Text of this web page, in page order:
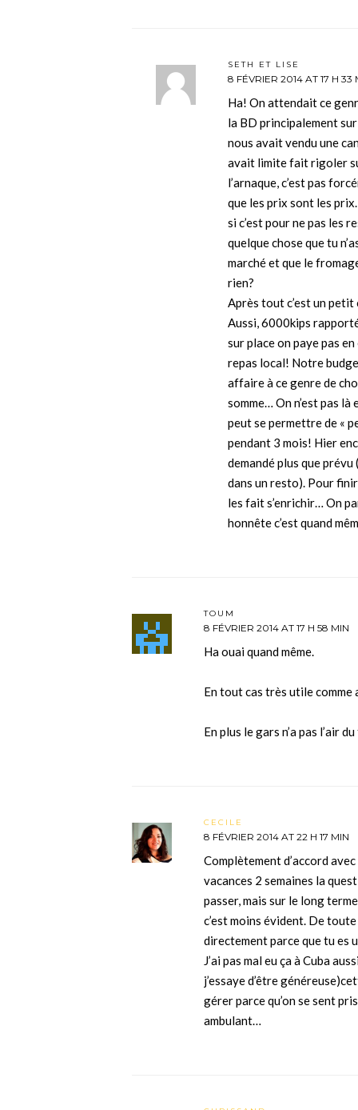
SETH ET LISE
8 FÉVRIER 2014 AT 17 H 33
Ha! On attendait ce
la BD principalement
nous avait vendu une
avait limite fait rigoler
l’arnaque, c’est pas
que les prix sont les
si c’est pour ne pas les
quelque chose que tu
marché et que le
rien?
Après tout c’est un petit
Aussi, 6000kips
sur place on paye pas
repas local! Notre
affaire à ce genre de
somme… On n’est pas
peut se permettre de «
pendant 3 mois! Hier
demandé plus que
dans un resto). Pour
les fait s’enrichir… On
honnête c’est quand
TOUM
8 FÉVRIER 2014 AT 17 H 58 MIN
Ha ouai quand même.
En tout cas très utile comme
En plus le gars n’a pas l’air
CECILE
8 FÉVRIER 2014 AT 22 H 17 MIN
Complètement d’accord
vacances 2 semaines la
passer, mais sur le long
c’est moins évident. De
directement parce que tu es
J’ai pas mal eu ça à Cuba
j’essaye d’être
gérer parce qu’on se sent
ambulant…